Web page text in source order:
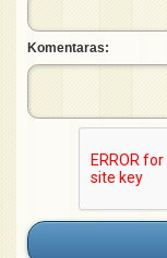
Komentaras: